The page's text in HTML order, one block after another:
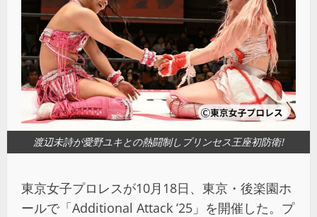
渡辺未詩が愛野ユキとの熱闘制しプリンセス王座初防衛!
東京女子プロレスが10月18日、東京・後楽園ホ
ールで「Additional Attack ’25」を開催した。プ